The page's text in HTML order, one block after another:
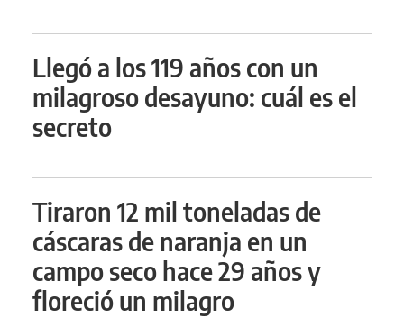
Llegó a los 119 años con un
milagroso desayuno: cuál es el
secreto
Tiraron 12 mil toneladas de
cáscaras de naranja en un
campo seco hace 29 años y
floreció un milagro